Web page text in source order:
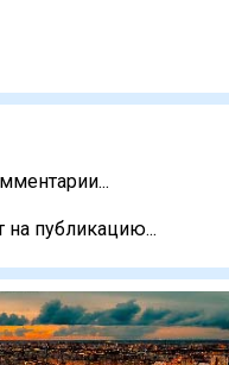
на публикацию...